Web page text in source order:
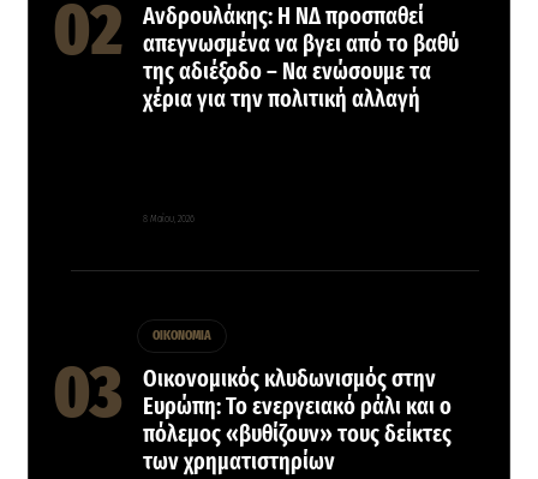
Ανδρουλάκης: Η ΝΔ προσπαθεί
απεγνωσμένα να βγει από το βαθύ
της αδιέξοδο – Να ενώσουμε τα
χέρια για την πολιτική αλλαγή
8 Μαΐου, 2026
ΟΙΚΟΝΟΜΙΑ
Οικονομικός κλυδωνισμός στην
Ευρώπη: Το ενεργειακό ράλι και ο
πόλεμος «βυθίζουν» τους δείκτες
των χρηματιστηρίων